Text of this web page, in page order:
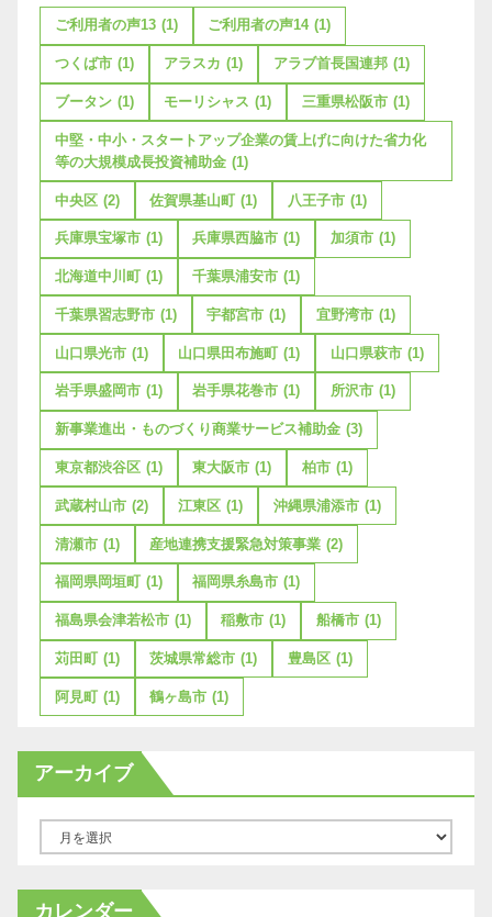
ご利用者の声13 (1) ご利用者の声14 (1)
つくば市 (1) アラスカ (1) アラブ首長国連邦 (1)
ブータン (1) モーリシャス (1) 三重県松阪市 (1)
中堅・中小・スタートアップ企業の賃上げに向けた省力化
等の大規模成長投資補助金 (1)
中央区 (2) 佐賀県基山町 (1) 八王子市 (1)
兵庫県宝塚市 (1) 兵庫県西脇市 (1) 加須市 (1)
北海道中川町 (1) 千葉県浦安市 (1)
千葉県習志野市 (1) 宇都宮市 (1) 宜野湾市 (1)
山口県光市 (1) 山口県田布施町 (1) 山口県萩市 (1)
岩手県盛岡市 (1) 岩手県花巻市 (1) 所沢市 (1)
新事業進出・ものづくり商業サービス補助金 (3)
東京都渋谷区 (1) 東大阪市 (1) 柏市 (1)
武蔵村山市 (2) 江東区 (1) 沖縄県浦添市 (1)
清瀬市 (1) 産地連携支援緊急対策事業 (2)
福岡県岡垣町 (1) 福岡県糸島市 (1)
福島県会津若松市 (1) 稲敷市 (1) 船橋市 (1)
苅田町 (1) 茨城県常総市 (1) 豊島区 (1)
阿見町 (1) 鶴ヶ島市 (1)
アーカイブ
カ
カレンダー